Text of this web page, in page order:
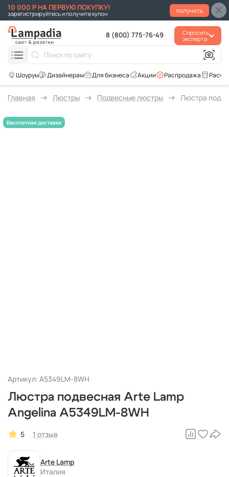
10 000 Р НА ПЕРВУЮ ПОКУПКУ!
зарегистрируйтесь и получите купон получить
8 (800) 775-76-49
Спросить
эксперта
Распродажа
Акции
Для бизнеса
Главная Люстры Подвесные люстры Люстра
Артикул: A5349LM-8WH
Люстра подвесная Arte Lamp
Angelina A5349LM-8WH
5 1 отзыв
Arte Lamp
Италия